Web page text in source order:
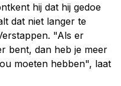
hij dat hij gedoe
dat niet langer te
"Als er
bent, dan heb je meer
moeten hebben", laat